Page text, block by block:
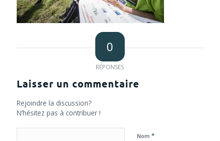
0
RÉPONSES
Laisser un commentaire
Rejoindre la discussion?
N’hésitez pas à contribuer !
Nom *